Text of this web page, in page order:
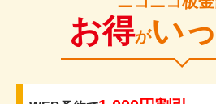
お得がい